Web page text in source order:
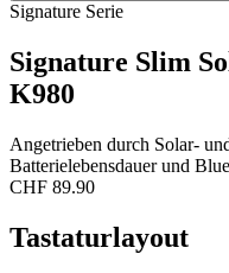
Signature Serie
Signature Slim
K980
Angetrieben durch Solar-
Batterielebensdauer und
CHF 89.90
Tastaturlayout